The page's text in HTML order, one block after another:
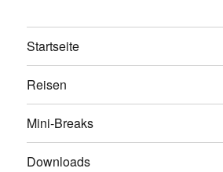
Startseite
Reisen
Mini-Breaks
Downloads